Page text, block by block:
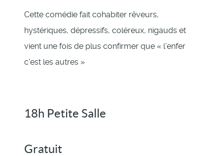
Cette comédie fait cohabiter rêveurs,
hystériques, dépressifs, coléreux, nigauds et
vient une fois de plus confirmer que « l’enfer
c’est les autres »
18h Petite Salle
Gratuit